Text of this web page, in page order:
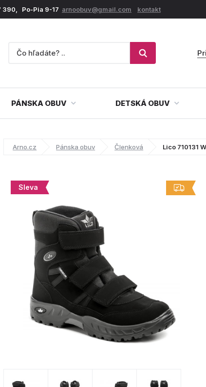
390, Po-Pia 9-17 arnoobuv@gmail.com kontakt
PÁNSKA OBUV DETSKÁ OBUV
Arno.cz Pánska obuv Členková Lico 710131
Sleva